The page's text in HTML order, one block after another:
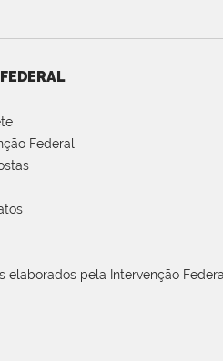
Federal
elaborados pela Intervenção